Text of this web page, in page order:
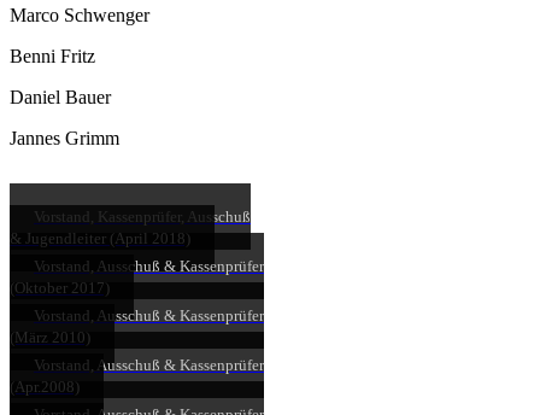
Marco Schwenger
Benni Fritz
Daniel Bauer
Jannes Grimm
Vorstand, Kassenprüfer, Ausschuß
& Jugendleiter (April 2018)
Vorstand, Ausschuß & Kassenprüfer
(Oktober 2017)
Vorstand, Ausschuß & Kassenprüfer
(März 2010)
Vorstand, Ausschuß & Kassenprüfer
(Apr.2008)